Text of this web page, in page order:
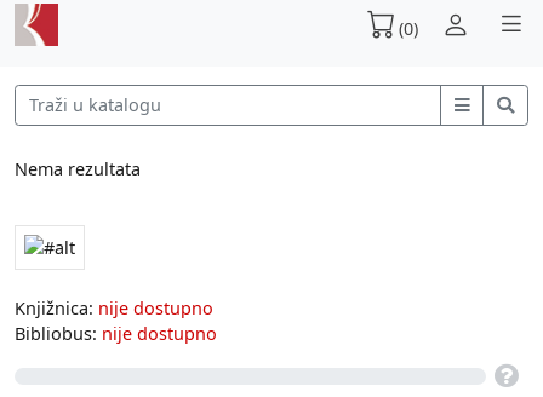
(0)
Nema rezultata
Knjižnica: nije dostupno
Bibliobus: nije dostupno